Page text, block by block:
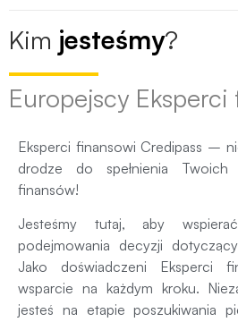
Kim jesteśmy?
Europejscy Eksperci
Eksperci finansowi Credipass –
drodze do spełnienia
finansów!
Jesteśmy tutaj, aby
podejmowania decyzji
Jako doświadczeni Eksperci
wsparcie na każdym kroku.
jesteś na etapie poszukiwania